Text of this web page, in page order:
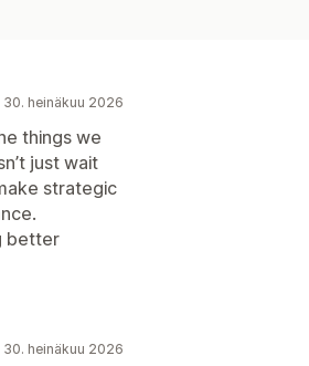
30. heinäkuu 2026
things we
just wait
strategic
better
30. heinäkuu 2026